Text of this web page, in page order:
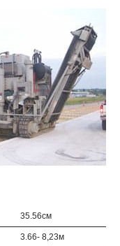
35.56см
3.66- 8,23м